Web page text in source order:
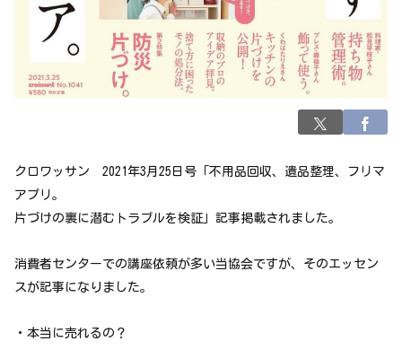
クロワッサン 2021年3月25日号「不用品回収、遺品整理、フリマ
アプリ。
片づけの裏に潜むトラブルを検証」記事掲載されました。
消費者センターでの講座依頼が多い当協会ですが、そのエッセン
スが記事になりました。
・本当に売れるの？